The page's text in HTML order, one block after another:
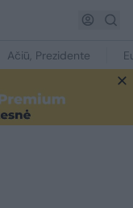
Ačiū, Prezidente